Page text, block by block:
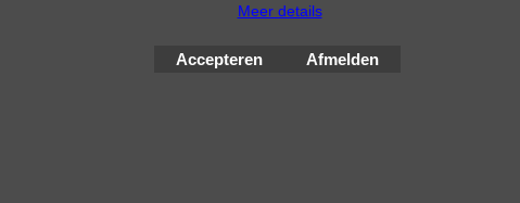
2026 sinds 1998
Meer details
Accepteren Afmelden